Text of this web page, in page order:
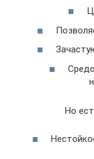
Но